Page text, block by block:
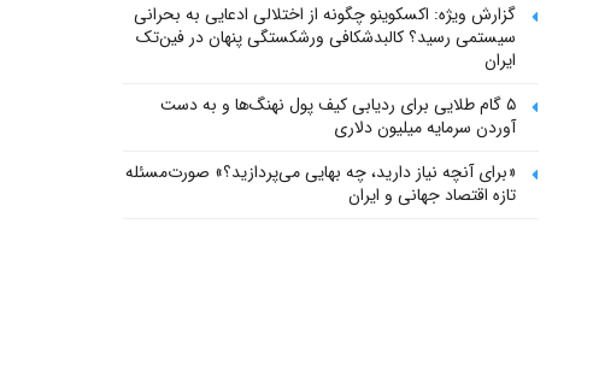
گزارش ویژه: اکسکوینو چگونه از اختلالی ادعایی به بحرانی
سیستمی رسید؟ کالبدشکافی ورشکستگی پنهان در فین‌تک
ایران
۵ گام طلایی برای ردیابی کیف پول‌ نهنگ‌ها و به دست
آوردن سرمایه میلیون دلاری
«برای آنچه نیاز دارید، چه بهایی می‌پردازید؟» صورت‌مسئله
تازه اقتصاد جهانی و ایران